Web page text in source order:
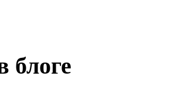
блоге